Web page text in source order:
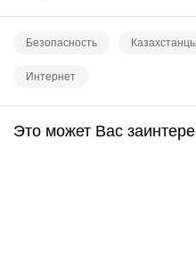
Безопасность Казахстанцы
Интернет
Это может Вас